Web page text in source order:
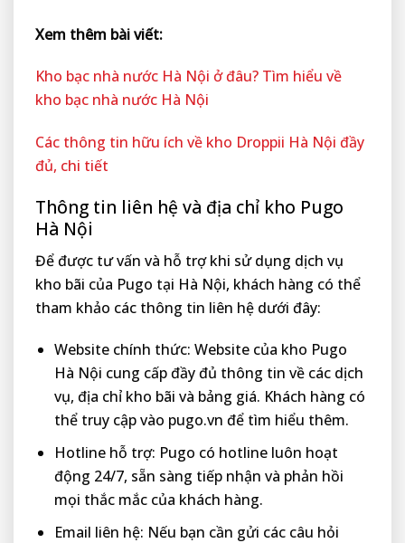
Xem thêm bài viết:
Kho bạc nhà nước Hà Nội ở đâu? Tìm hiểu về
kho bạc nhà nước Hà Nội
Các thông tin hữu ích về kho Droppii Hà Nội đầy
đủ, chi tiết
Thông tin liên hệ và địa chỉ kho Pugo
Hà Nội
Để được tư vấn và hỗ trợ khi sử dụng dịch vụ
kho bãi của Pugo tại Hà Nội, khách hàng có thể
tham khảo các thông tin liên hệ dưới đây:
Website chính thức: Website của kho Pugo
Hà Nội cung cấp đầy đủ thông tin về các dịch
vụ, địa chỉ kho bãi và bảng giá. Khách hàng có
thể truy cập vào pugo.vn để tìm hiểu thêm.
Hotline hỗ trợ: Pugo có hotline luôn hoạt
động 24/7, sẵn sàng tiếp nhận và phản hồi
mọi thắc mắc của khách hàng.
Email liên hệ: Nếu bạn cần gửi các câu hỏi